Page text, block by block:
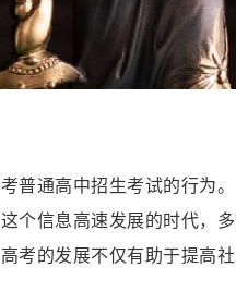
普通高中招生考试的行为
个信息高速发展的时代，
考的发展不仅有助于提高